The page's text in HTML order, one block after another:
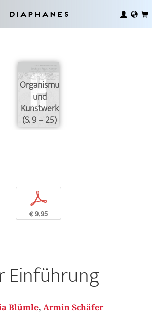
Diaphanes
Organismus
und
Kunstwerk
(S. 9 – 25)
p
€ 9,95
Einführung
Blümle, Armin Schäfer